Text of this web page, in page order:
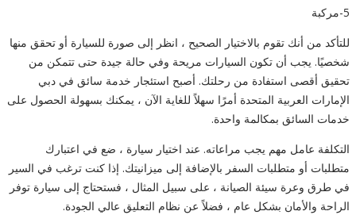
5-مركبة
للتأكد من أنك تقوم بالاختيار الصحيح ، انظر إلى صورة للسيارة أو تحقق منها
شخصيًا. يجب أن تكون السيارات مريحة وفي حالة جيدة حتى تتمكن من
تحقيق أقصى استفادة من رحلتك. أصبح استئجار خدمة سائق في دبي
الإمارات العربية المتحدة أمرًا سهلاً للغاية الآن ، يمكنك بسهولة الحصول على
خدمات السائق بمكالمة واحدة.
التكلفة عامل مهم يجب مراعاته. عند اختيار سيارة ، ضع في اعتبارك
متطلبات أو متطلبات السفر بالإضافة إلى ميزانيتك. إذا كنت ترغب في السير
في طرق وعرة سيئة الصيانة ، على سبيل المثال ، فستحتاج إلى سيارة توفر
الراحة والأمان بشكل عام ، فضلاً عن نظام التعليق عالي الجودة.